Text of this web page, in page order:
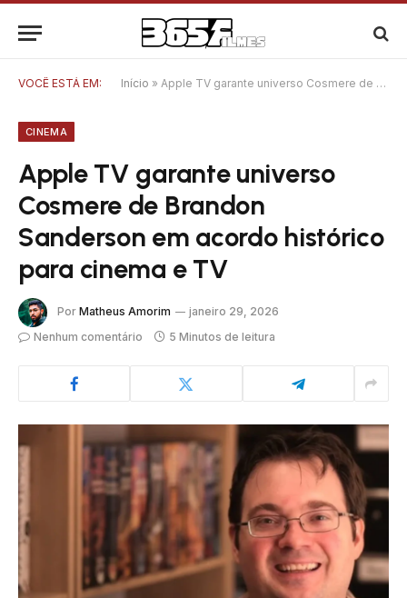
VOCÊ ESTÁ EM: Início » Apple TV garante universo Cosmere de Brandon Sanderson em acordo histórico para cinema e TV
CINEMA
Apple TV garante universo
Cosmere de Brandon
Sanderson em acordo histórico
para cinema e TV
Por Matheus Amorim
janeiro 29, 2026
Nenhum comentário
5 Minutos de leitura